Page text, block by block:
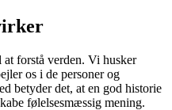
forstå verden. Vi husker
os i de personer og
betyder det, at en god historie
følelsesmæssig mening.